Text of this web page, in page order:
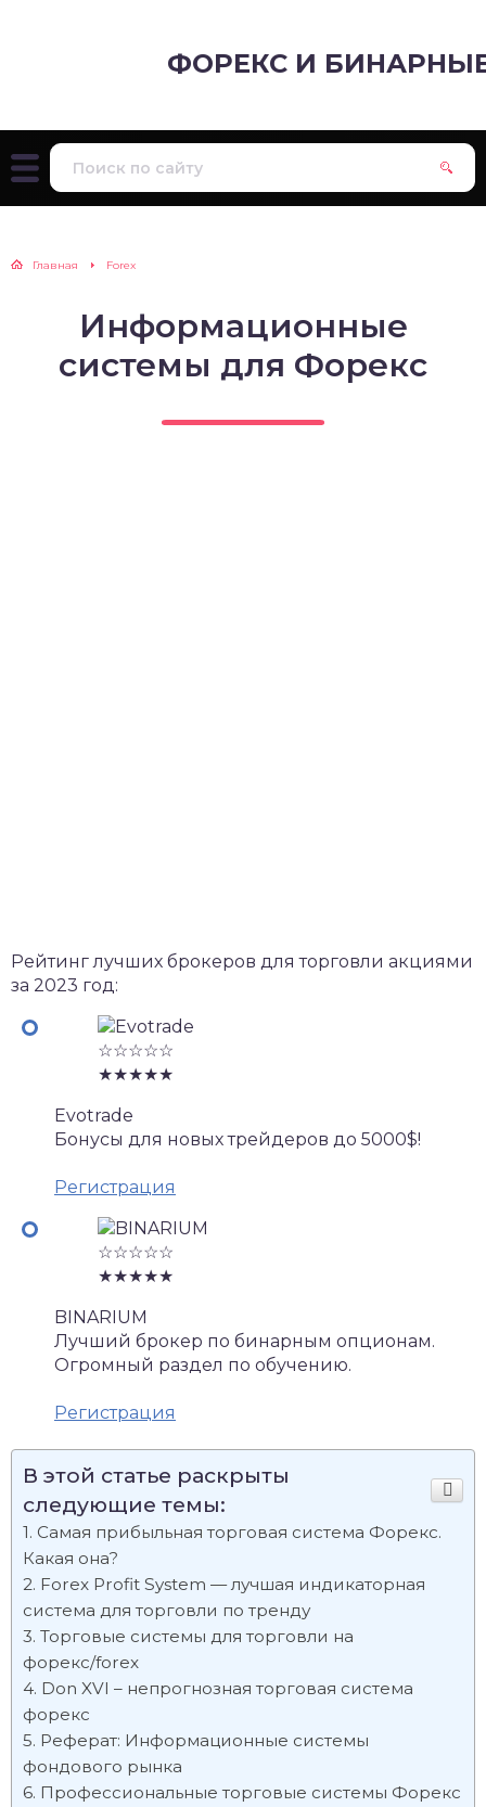
ФОРЕКС И
Главная Forex
Информационные
системы для Форекс
Рейтинг лучших брокеров для торговли акциями
за 2023 год:
☆☆☆☆☆
★★★★★
Evotrade
Бонусы для новых трейдеров до 5000$!
Регистрация
☆☆☆☆☆
★★★★★
BINARIUM
Лучший брокер по бинарным опционам.
Огромный раздел по обучению.
Регистрация
В этой статье раскрыты
следующие темы:
Самая прибыльная торговая система Форекс.
Какая она?
Forex Profit System — лучшая индикаторная
система для торговли по тренду
Торговые системы для торговли на
форекс/forex
Don XVI – непрогнозная торговая система
форекс
Реферат: Информационные системы
фондового рынка
Профессиональные торговые системы Форекс